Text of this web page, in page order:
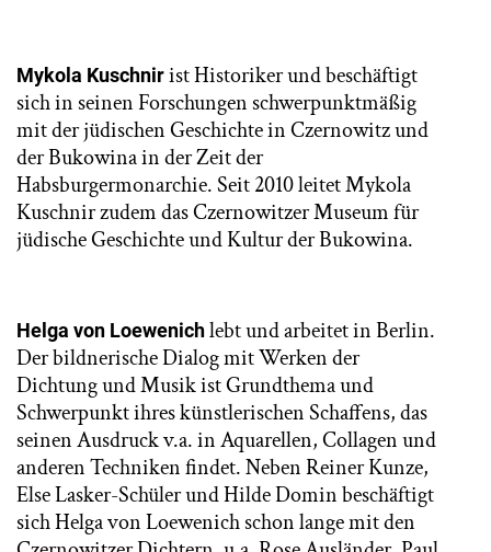
Mykola Kuschnirist Historiker und beschäftigt
sich in seinen Forschungen schwerpunktmäßig
mit der jüdischen Geschichte in Czernowitz und
der Bukowina in der Zeit der
Habsburgermonarchie. Seit 2010 leitet Mykola
Kuschnir zudem das Czernowitzer Museum für
jüdische Geschichte und Kultur der Bukowina.
Helga von Loewenichlebt und arbeitet in Berlin.
Der bildnerische Dialog mit Werken der
Dichtung und Musik ist Grundthema und
Schwerpunkt ihres künstlerischen Schaffens, das
seinen Ausdruck v.a. in Aquarellen, Collagen und
anderen Techniken findet. Neben Reiner Kunze,
Else Lasker-Schüler und Hilde Domin beschäftigt
sich Helga von Loewenich schon lange mit den